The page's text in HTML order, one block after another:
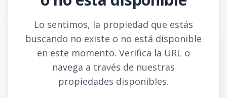
Lo sentimos, la propiedad que estás
buscando no existe o no está disponible
en este momento. Verifica la URL o
navega a través de nuestras
propiedades disponibles.